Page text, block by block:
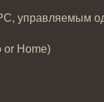
управляемым
or Home)